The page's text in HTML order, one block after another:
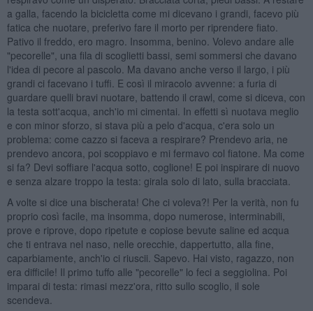
a galla, facendo la bicicletta come mi dicevano i grandi, facevo più
fatica che nuotare, preferivo fare il morto per riprendere fiato.
Pativo il freddo, ero magro. Insomma, benino. Volevo andare alle
"pecorelle", una fila di scoglietti bassi, semi sommersi che davano
l'idea di pecore al pascolo. Ma davano anche verso il largo, i più
grandi ci facevano i tuffi. E così il miracolo avvenne: a furia di
guardare quelli bravi nuotare, battendo il crawl, come si diceva, con
la testa sott'acqua, anch'io mi cimentai. In effetti sì nuotava meglio
e con minor sforzo, si stava più a pelo d'acqua, c'era solo un
problema: come cazzo si faceva a respirare? Prendevo aria, ne
prendevo ancora, poi scoppiavo e mi fermavo col fiatone. Ma come
si fa? Devi soffiare l'acqua sotto, coglione! E poi inspirare di nuovo
e senza alzare troppo la testa: girala solo di lato, sulla bracciata.
A volte si dice una bischerata! Che ci voleva?! Per la verità, non fu
proprio così facile, ma insomma, dopo numerose, interminabili,
prove e riprove, dopo ripetute e copiose bevute saline ed acqua
che ti entrava nel naso, nelle orecchie, dappertutto, alla fine,
caparbiamente, anch'io ci riuscii. Sapevo. Hai visto, ragazzo, non
era difficile! Il primo tuffo alle "pecorelle" lo feci a seggiolina. Poi
imparai di testa: rimasi mezz'ora, ritto sullo scoglio, il sole
scendeva.